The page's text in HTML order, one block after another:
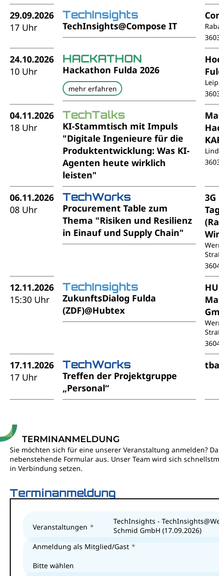
29.09.2026
17 Uhr
TechInsights
TechInsights@Compose IT
24.10.2026
10 Uhr
HACKATHON
Hackathon Fulda 2026
mehr erfahren
04.11.2026
18 Uhr
TechTalks
KI-Stammtisch mit Impuls
"Digitale Ingenieure für die
Produktentwicklung: Was KI-
Agenten heute wirklich
leisten"
06.11.2026
08 Uhr
TechWorks
Procurement Table zum
Thema "Risiken und Resilienz
in Einauf und Supply Chain"
3G
12.11.2026
15:30 Uhr
TechInsights
ZukunftsDialog Fulda
(ZDF)@Hubtex
17.11.2026
17 Uhr
TechWorks
Treffen der Projektgruppe
„Personal“
tba
TERMINANMELDUNG
Sie möchten sich für eine unserer Veranstaltung anmelden?
nebenstehende Formular aus. Unser Team wird sich
in Verbindung setzen.
Terminanmeldung
Veranstaltungen
TechInsights -
Schmid GmbH (17.09.2026)
Anmeldung als Mitglied/Gast
Bitte wählen